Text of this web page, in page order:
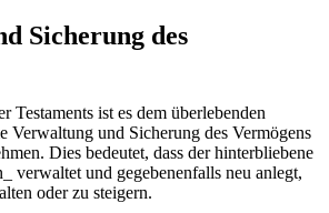
Sicherung des
Testaments ist es dem überlebenden
Verwaltung und Sicherung des Vermögens
Dies bedeutet, dass der hinterbliebene
verwaltet und gegebenenfalls neu anlegt,
oder zu steigern.